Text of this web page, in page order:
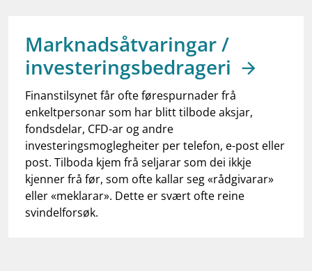
dashboardInformasjon for investorer
notifications_noneAbonner på nyhetsvarsel
Marknadsåtvaringar /
investeringsbedrageri
Finanstilsynet får ofte førespurnader frå
enkeltpersonar som har blitt tilbode aksjar,
fondsdelar, CFD-ar og andre
investeringsmoglegheiter per telefon, e-post eller
post. Tilboda kjem frå seljarar som dei ikkje
kjenner frå før, som ofte kallar seg «rådgivarar»
eller «meklarar». Dette er svært ofte reine
svindelforsøk.